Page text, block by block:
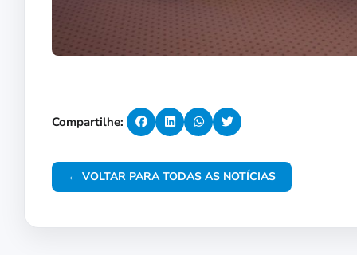
Compartilhe:
← VOLTAR PARA TODAS AS NOTÍCIAS